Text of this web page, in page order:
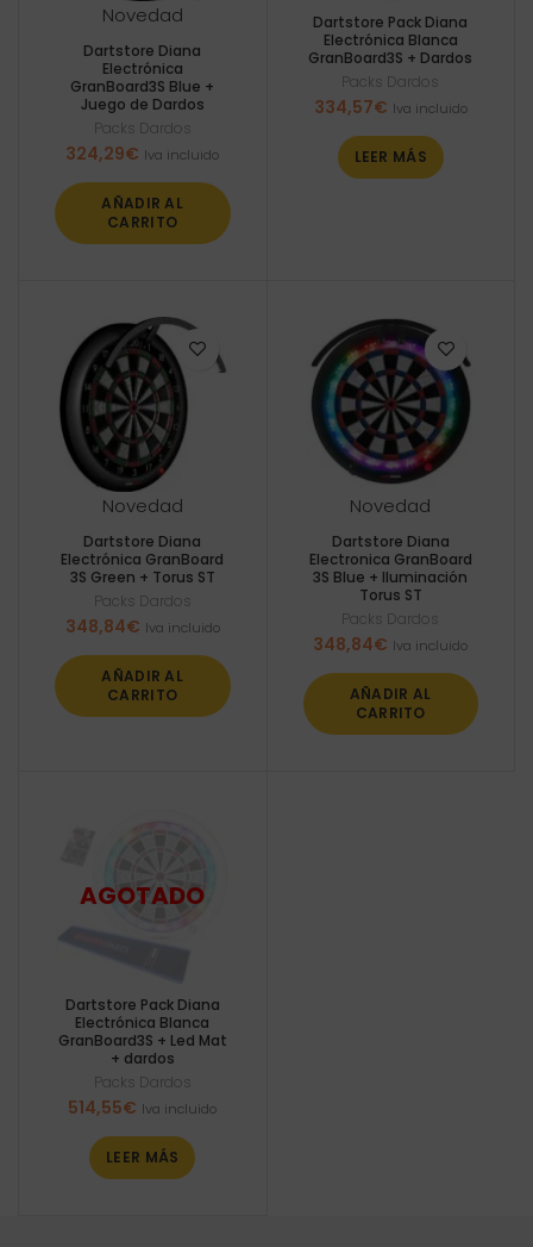
Novedad
Dartstore Diana
Electrónica
GranBoard3S Blue +
Juego de Dardos
Packs Dardos
324,29€ Iva incluido
AÑADIR AL
CARRITO
Dartstore Pack Diana
Electrónica Blanca
GranBoard3S + Dardos
Packs Dardos
334,57€ Iva incluido
LEER MÁS
Novedad
Dartstore Diana
Electrónica GranBoard
3S Green + Torus ST
Packs Dardos
348,84€ Iva incluido
AÑADIR AL
CARRITO
Novedad
Dartstore Diana
Electronica GranBoard
3S Blue + Iluminación
Torus ST
Packs Dardos
348,84€ Iva incluido
AÑADIR AL
CARRITO
Dartstore Pack Diana
Electrónica Blanca
GranBoard3S + Led Mat
+ dardos
Packs Dardos
514,55€ Iva incluido
LEER MÁS